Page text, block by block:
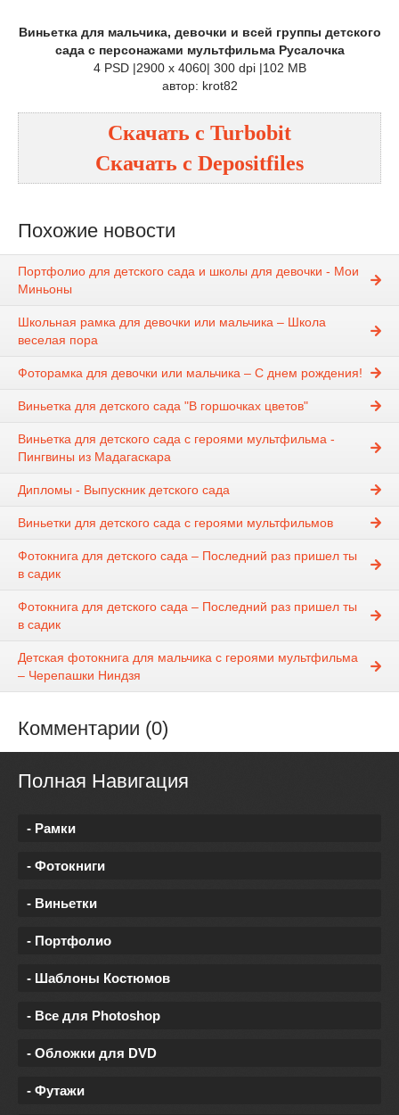
Виньетка для мальчика, девочки и всей группы детского
сада с персонажами мультфильма Русалочка
4 PSD |2900 x 4060| 300 dpi |102 MB
автор: krot82
Скачать с Turbobit
Скачать с Depositfiles
Похожие новости
Портфолио для детского сада и школы для девочки - Мои
Миньоны
Школьная рамка для девочки или мальчика – Школа
веселая пора
Фоторамка для девочки или мальчика – С днем рождения!
Виньетка для детского сада "В горшочках цветов"
Виньетка для детского сада с героями мультфильма -
Пингвины из Мадагаскара
Дипломы - Выпускник детского сада
Виньетки для детского сада с героями мультфильмов
Фотокнига для детского сада – Последний раз пришел ты
в садик
Фотокнига для детского сада – Последний раз пришел ты
в садик
Детская фотокнига для мальчика с героями мультфильма
– Черепашки Ниндзя
Комментарии (0)
Полная Навигация
- Рамки
- Фотокниги
- Виньетки
- Портфолио
- Шаблоны Костюмов
- Все для Photoshop
- Обложки для DVD
- Футажи